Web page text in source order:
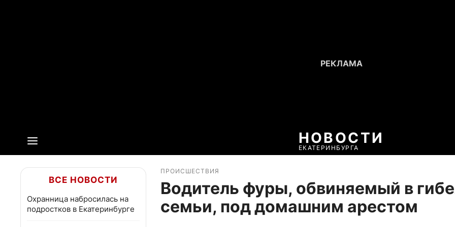
НОВОСТИ
ЕКАТЕРИНБУРГА
ВСЕ НОВОСТИ
Охранница набросилась на
подростков в Екатеринбурге
ПРОИСШЕСТВИЯ
Водитель фуры, обвиняемый в
семьи, под домашним арестом